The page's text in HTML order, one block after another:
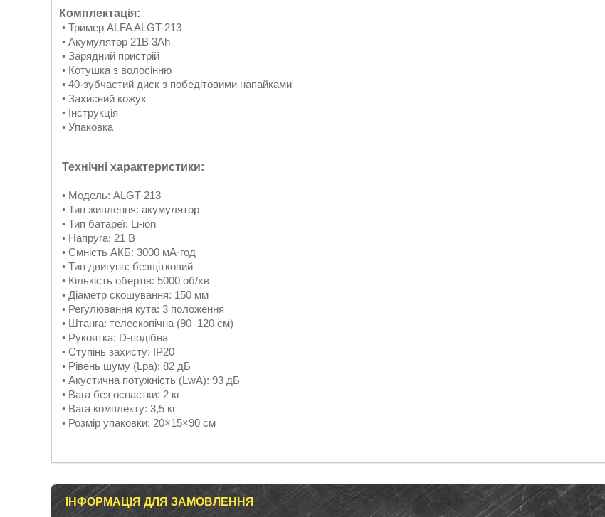
Комплектація:
• Тример ALFA ALGT-213
• Акумулятор 21В 3Ah
• Зарядний пристрій
• Котушка з волосінню
• 40-зубчастий диск з победітовими напайками
• Захисний кожух
• Інструкція
• Упаковка
Технічні характеристики:
• Модель: ALGT-213
• Тип живлення: акумулятор
• Тип батареї: Li-ion
• Напруга: 21 В
• Ємність АКБ: 3000 мА·год
• Тип двигуна: безщітковий
• Кількість обертів: 5000 об/хв
• Діаметр скошування: 150 мм
• Регулювання кута: 3 положення
• Штанга: телескопічна (90–120 см)
• Рукоятка: D-подібна
• Ступінь захисту: IP20
• Рівень шуму (Lpa): 82 дБ
• Акустична потужність (LwA): 93 дБ
• Вага без оснастки: 2 кг
• Вага комплекту: 3,5 кг
• Розмір упаковки: 20×15×90 см
ІНФОРМАЦІЯ ДЛЯ ЗАМОВЛЕННЯ